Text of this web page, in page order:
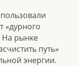
«дурного
На рынке
путь»
энергии.